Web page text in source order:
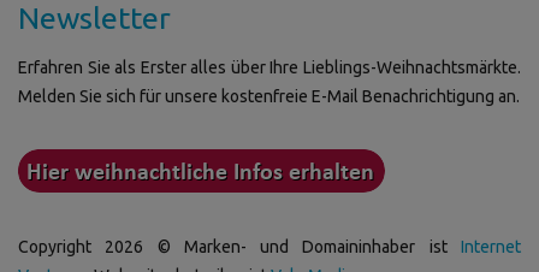
Newsletter
Erfahren Sie als Erster alles über Ihre Lieblings-Weihnachtsmärkte.
Melden Sie sich für unsere kostenfreie E-Mail Benachrichtigung an.
Copyright 2026 © Marken- und Domaininhaber ist Internet